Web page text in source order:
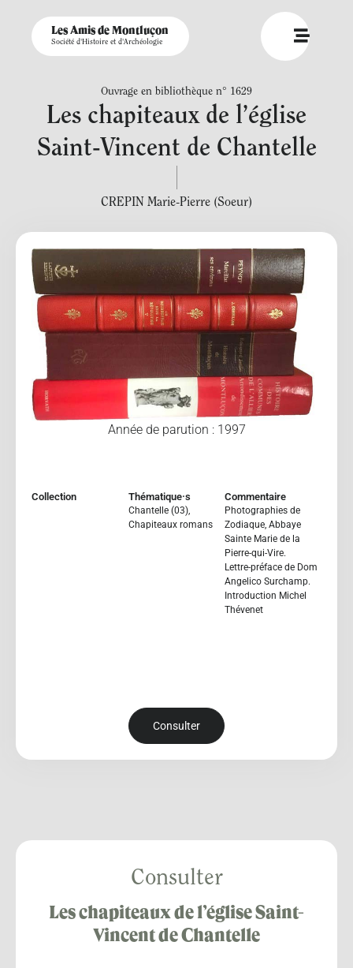
Les Amis de Montluçon
Société d'Histoire et d'Archéologie
Ouvrage en bibliothèque n° 1629
Les chapiteaux de l’église
Saint-Vincent de Chantelle
CREPIN Marie-Pierre (Soeur)
Année de parution : 1997
Collection Thématique·s
Chantelle (03),
Chapiteaux romans
Commentaire
Photographies de
Zodiaque, Abbaye
Sainte Marie de la
Pierre-qui-Vire.
Lettre-préface de Dom
Angelico Surchamp.
Introduction Michel
Thévenet
Consulter
Consulter
Les chapiteaux de l’église Saint-
Vincent de Chantelle